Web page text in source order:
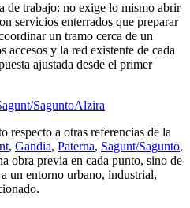
de trabajo: no exige lo mismo abrir
servicios enterrados que preparar
un tramo cerca de un
y la red existente de cada
ajustada desde el primer
SaguntoAlzira
respecto a otras referencias de la
, Gandia, Paterna, Sagunt/Sagunto,
obra previa en cada punto, sino de
un entorno urbano, industrial,